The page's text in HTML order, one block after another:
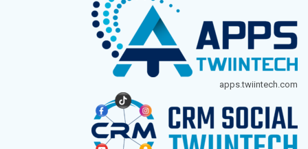
apps.twiintech.com